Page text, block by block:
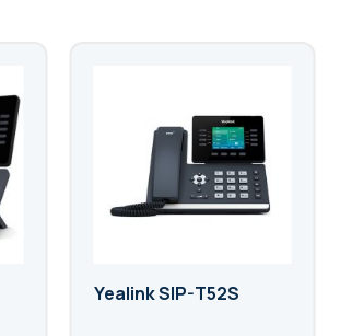
Yealink SIP-T52S